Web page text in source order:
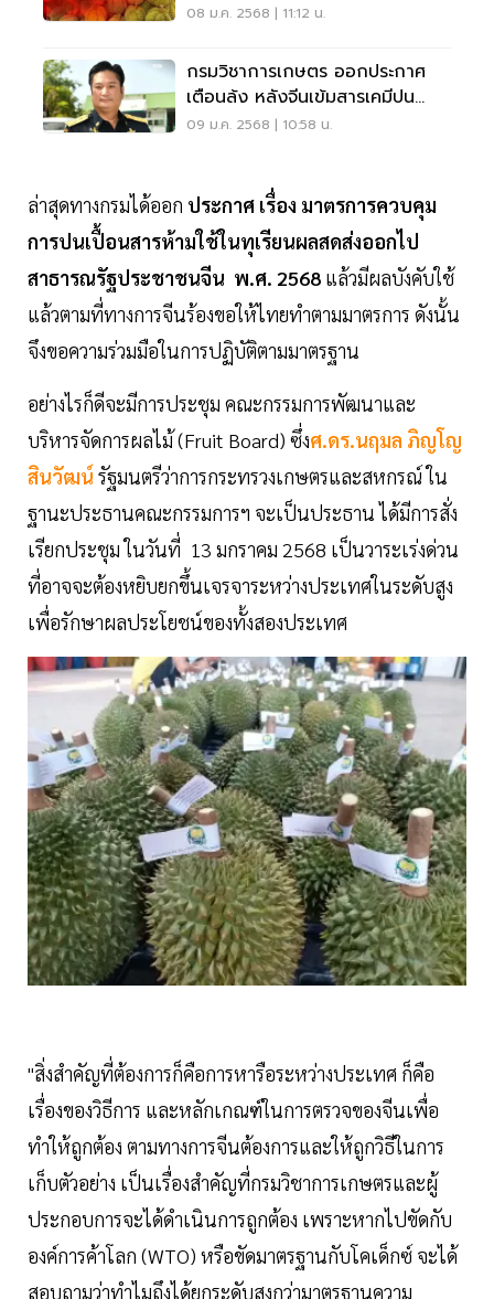
08 ม.ค. 2568 | 11:12 น.
กรมวิชาการเกษตร ออกประกาศ
เตือนล้ง หลังจีนเข้มสารเคมีปน
เปื้อนผลทุเรียนสด
09 ม.ค. 2568 | 10:58 น.
ล่าสุดทางกรมได้ออก ประกาศ เรื่อง มาตรการควบคุม
การปนเปื้อนสารห้ามใช้ในทุเรียนผลสดส่งออกไป
สาธารณรัฐประชาชนจีน พ.ศ. 2568 แล้วมีผลบังคับใช้
แล้วตามที่ทางการจีนร้องขอให้ไทยทำตามมาตรการ ดังนั้น
จึงขอความร่วมมือในการปฏิบัติตามมาตรฐาน
อย่างไรก็ดีจะมีการประชุม คณะกรรมการพัฒนาและ
บริหารจัดการผลไม้ (Fruit Board) ซึ่งศ.ดร.นฤมล ภิญโญ
สินวัฒน์ รัฐมนตรีว่าการกระทรวงเกษตรและสหกรณ์ ใน
ฐานะประธานคณะกรรมการฯ จะเป็นประธาน ได้มีการสั่ง
เรียกประชุม ในวันที่ 13 มกราคม 2568 เป็นวาระเร่งด่วน
ที่อาจจะต้องหยิบยกขึ้นเจรจาระหว่างประเทศในระดับสูง
เพื่อรักษาผลประโยชน์ของทั้งสองประเทศ
"สิ่งสำคัญที่ต้องการก็คือการหารือระหว่างประเทศ ก็คือ
เรื่องของวิธีการ และหลักเกณฑ์ในการตรวจของจีนเพื่อ
ทำให้ถูกต้อง ตามทางการจีนต้องการและให้ถูกวิธีในการ
เก็บตัวอย่าง เป็นเรื่องสำคัญที่กรมวิชาการเกษตรและผู้
ประกอบการจะได้ดำเนินการถูกต้อง เพราะหากไปขัดกับ
องค์การค้าโลก (WTO) หรือขัดมาตรฐานกับโคเด็กซ์ จะได้
สอบถามว่าทำไมถึงได้ยกระดับสูงกว่ามาตรฐานความ